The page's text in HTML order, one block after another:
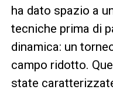
ha dato spazio a
tecniche prima di
dinamica: un
campo ridotto.
state